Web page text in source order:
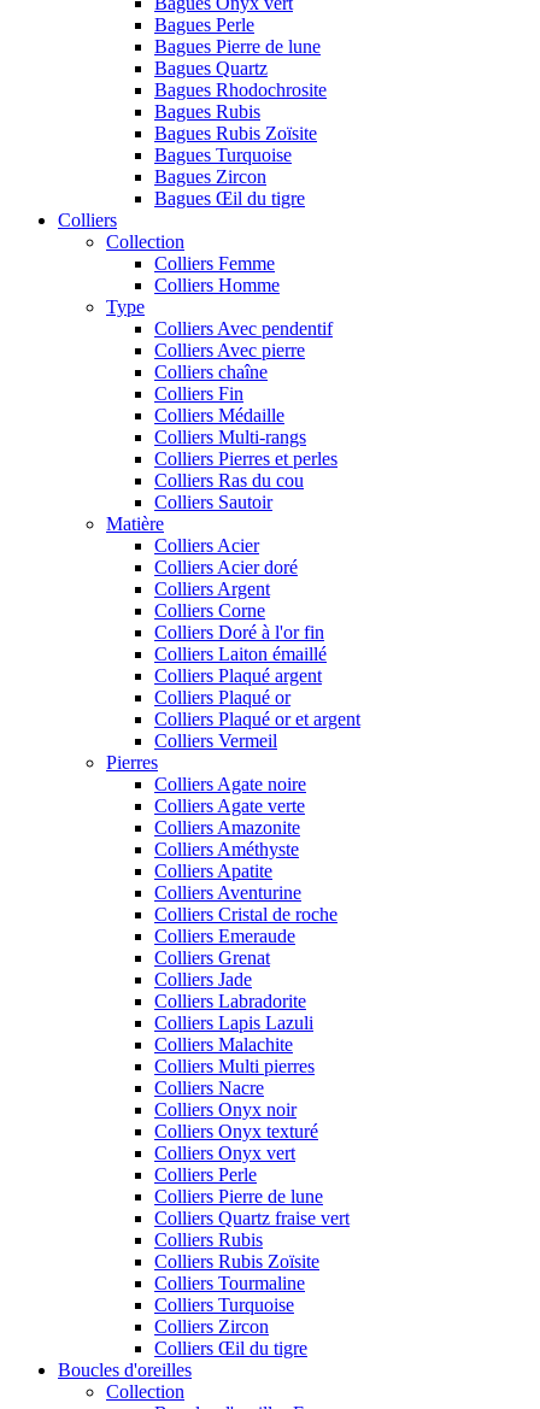
Bagues Perle
Bagues Pierre de lune
Bagues Quartz
Bagues Rhodochrosite
Bagues Rubis
Bagues Rubis Zoïsite
Bagues Turquoise
Bagues Zircon
Bagues Œil du tigre
Colliers
Collection
Colliers Femme
Colliers Homme
Type
Colliers Avec pendentif
Colliers Avec pierre
Colliers chaîne
Colliers Fin
Colliers Médaille
Colliers Multi-rangs
Colliers Pierres et perles
Colliers Ras du cou
Colliers Sautoir
Matière
Colliers Acier
Colliers Acier doré
Colliers Argent
Colliers Corne
Colliers Doré à l'or fin
Colliers Laiton émaillé
Colliers Plaqué argent
Colliers Plaqué or
Colliers Plaqué or et argent
Colliers Vermeil
Pierres
Colliers Agate noire
Colliers Agate verte
Colliers Amazonite
Colliers Améthyste
Colliers Apatite
Colliers Aventurine
Colliers Cristal de roche
Colliers Emeraude
Colliers Grenat
Colliers Jade
Colliers Labradorite
Colliers Lapis Lazuli
Colliers Malachite
Colliers Multi pierres
Colliers Nacre
Colliers Onyx noir
Colliers Onyx texturé
Colliers Onyx vert
Colliers Perle
Colliers Pierre de lune
Colliers Quartz fraise vert
Colliers Rubis
Colliers Rubis Zoïsite
Colliers Tourmaline
Colliers Turquoise
Colliers Zircon
Colliers Œil du tigre
Boucles d'oreilles
Collection